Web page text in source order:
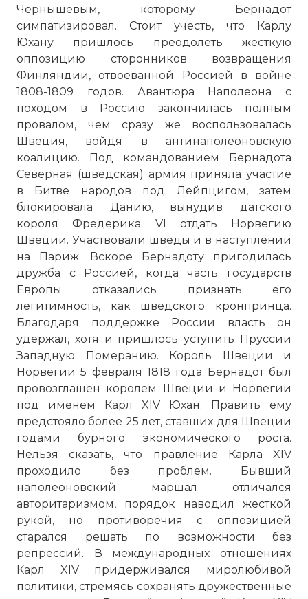
Чернышевым, которому Бернадот
симпатизировал. Стоит учесть, что Карлу
Юхану пришлось преодолеть жесткую
оппозицию сторонников возвращения
Финляндии, отвоеванной Россией в войне
1808-1809 годов. Авантюра Наполеона с
походом в Россию закончилась полным
провалом, чем сразу же воспользовалась
Швеция, войдя в антинаполеоновскую
коалицию. Под командованием Бернадота
Северная (шведская) армия приняла участие
в Битве народов под Лейпцигом, затем
блокировала Данию, вынудив датского
короля Фредерика VI отдать Норвегию
Швеции. Участвовали шведы и в наступлении
на Париж. Вскоре Бернадоту пригодилась
дружба с Россией, когда часть государств
Европы отказались признать его
легитимность, как шведского кронпринца.
Благодаря поддержке России власть он
удержал, хотя и пришлось уступить Пруссии
Западную Померанию. Король Швеции и
Норвегии 5 февраля 1818 года Бернадот был
провозглашен королем Швеции и Норвегии
под именем Карл XIV Юхан. Править ему
предстояло более 25 лет, ставших для Швеции
годами бурного экономического роста.
Нельзя сказать, что правление Карла XIV
проходило без проблем. Бывший
наполеоновский маршал отличался
авторитаризмом, порядок наводил жесткой
рукой, но противоречия с оппозицией
старался решать по возможности без
репрессий. В международных отношениях
Карл XIV придерживался миролюбивой
политики, стремясь сохранять дружественные